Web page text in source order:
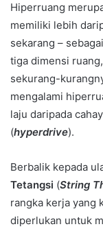
Hiperruang
memiliki lebih
sekarang –
tiga dimensi
sekurang-
mengalami
laju daripada
(hyperdrive).
Berbalik kepada
Tetangsi (String
rangka kerja yang
diperlukan untuk